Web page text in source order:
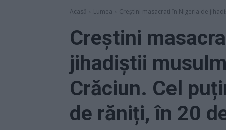
Acasă Lumea Creștini masacrați în Nigeria de
Creștini
jihadiștii
Crăciun. Cel
de răniți, în 20